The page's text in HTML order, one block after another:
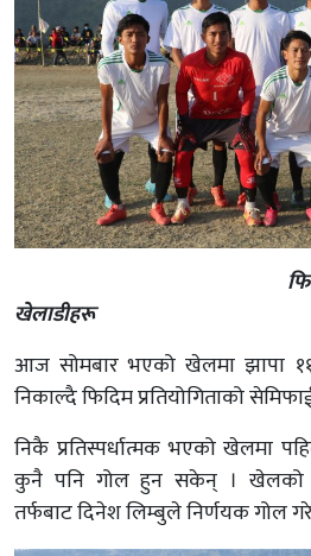
फिदिम स्पोर्टिङ
खेलाडीहरू
आज सोमबार भएको खेलमा झापा
निकाल्दै फिदिम प्रतियोगिताको
निकै प्रतिस्पर्धात्मक भएको खेलमा
कुनै पनि गोल हुन सकेन् । खेलको
तर्फबाट दिनेश लिम्बुले निर्णयक गोल